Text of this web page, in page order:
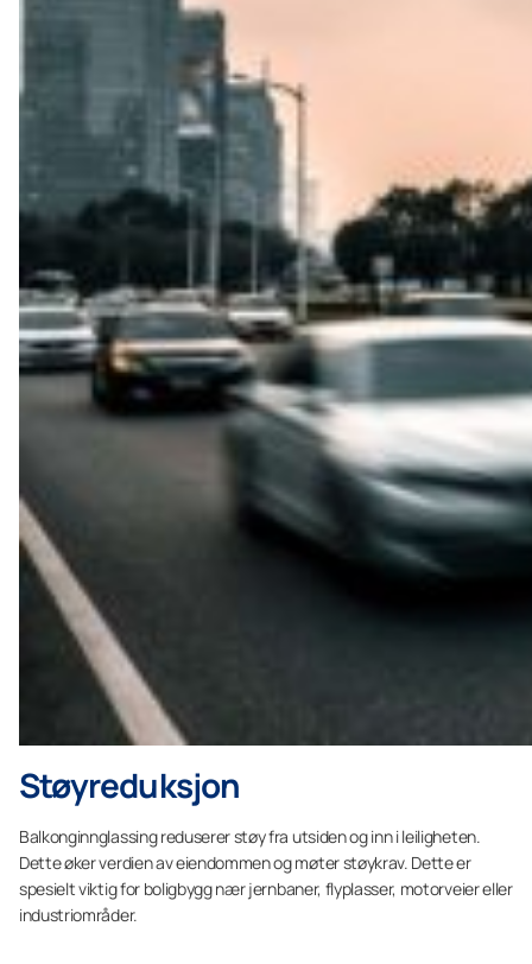
Støyreduksjon
Balkonginnglassing reduserer støy fra utsiden og inn i leiligheten.
Dette øker verdien av eiendommen og møter støykrav. Dette er
spesielt viktig for boligbygg nær jernbaner, flyplasser, motorveier eller
industriområder.